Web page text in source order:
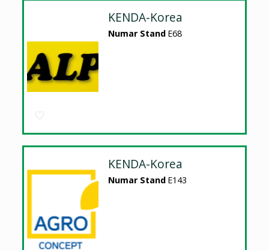
KENDA-Korea
Numar Stand E68
KENDA-Korea
Numar Stand E143